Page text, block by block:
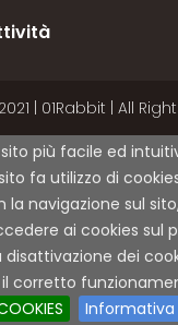
più facile ed
fa utilizzo di
la navigazione sul
ai cookies sul
disattivazione dei
corretto
Informativa
| 01Rabbit | All